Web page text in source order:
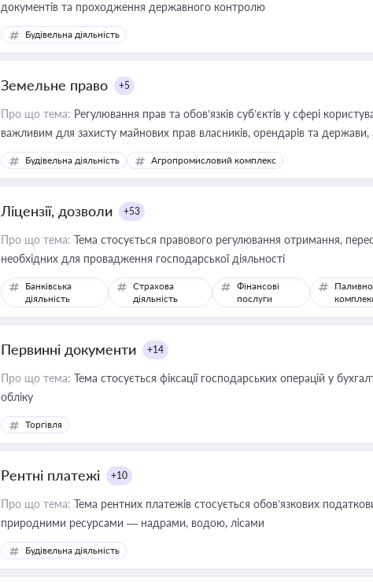
документів та проходження державного контролю
Будівельна діяльність
Земельне право +5
Про що тема: Регулювання прав та обов’язків суб’єктів у сфері
важливим для захисту майнових прав власників, орендарів та
ресурсами
Будівельна діяльність Агропромисловий комплекс
Ліцензії, дозволи +53
Про що тема: Тема стосується правового регулювання отримання,
необхідних для провадження господарської діяльності
Банківська
діяльність
Страхова
діяльність
Фінансові
послуги
Первинні документи +14
Про що тема: Тема стосується фіксації господарських операцій у
обліку
Торгівля
Рентні платежі +10
Про що тема: Тема рентних платежів стосується обов’язкових
природними ресурсами — надрами, водою, лісами
Будівельна діяльність